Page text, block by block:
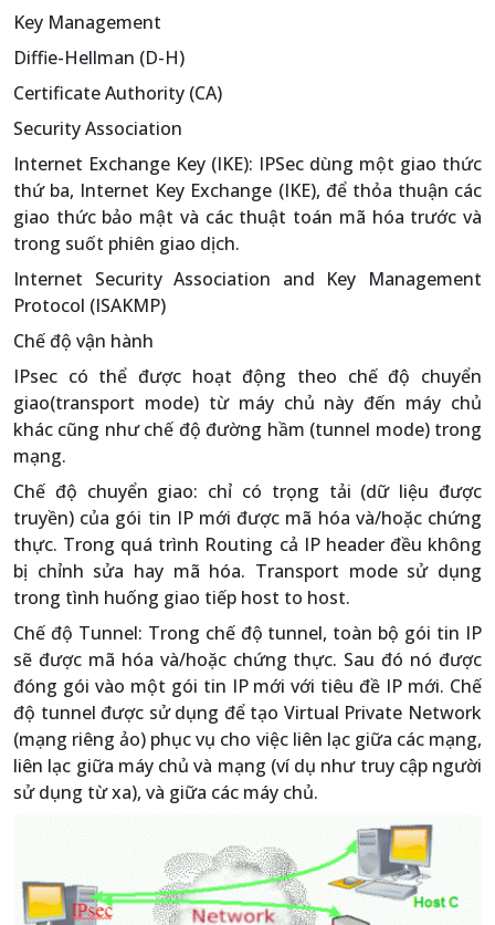
Key Management
Diffie-Hellman (D-H)
Certificate Authority (CA)
Security Association
Internet Exchange Key (IKE): IPSec dùng một giao thức
thứ ba, Internet Key Exchange (IKE), để thỏa thuận các
giao thức bảo mật và các thuật toán mã hóa trước và
trong suốt phiên giao dịch.
Internet Security Association and Key Management
Protocol (ISAKMP)
Chế độ vận hành
IPsec có thể được hoạt động theo chế độ chuyển
giao(transport mode) từ máy chủ này đến máy chủ
khác cũng như chế độ đường hầm (tunnel mode) trong
mạng.
Chế độ chuyển giao: chỉ có trọng tải (dữ liệu được
truyền) của gói tin IP mới được mã hóa và/hoặc chứng
thực. Trong quá trình Routing cả IP header đều không
bị chỉnh sửa hay mã hóa. Transport mode sử dụng
trong tình huống giao tiếp host to host.
Chế độ Tunnel: Trong chế độ tunnel, toàn bộ gói tin IP
sẽ được mã hóa và/hoặc chứng thực. Sau đó nó được
đóng gói vào một gói tin IP mới với tiêu đề IP mới. Chế
độ tunnel được sử dụng để tạo Virtual Private Network
(mạng riêng ảo) phục vụ cho việc liên lạc giữa các mạng,
liên lạc giữa máy chủ và mạng (ví dụ như truy cập người
sử dụng từ xa), và giữa các máy chủ.